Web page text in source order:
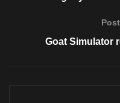
Goat Simulator